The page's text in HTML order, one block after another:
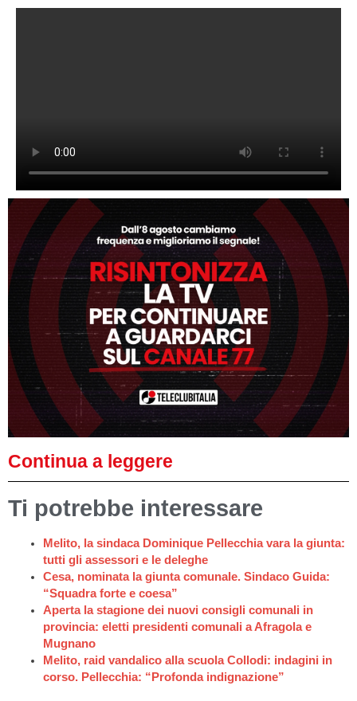
Continua a leggere
Ti potrebbe interessare
Melito, la sindaca Dominique Pellecchia vara la giunta:
tutti gli assessori e le deleghe
Cesa, nominata la giunta comunale. Sindaco Guida:
“Squadra forte e coesa”
Aperta la stagione dei nuovi consigli comunali in
provincia: eletti presidenti comunali a Afragola e
Mugnano
Melito, raid vandalico alla scuola Collodi: indagini in
corso. Pellecchia: “Profonda indignazione”